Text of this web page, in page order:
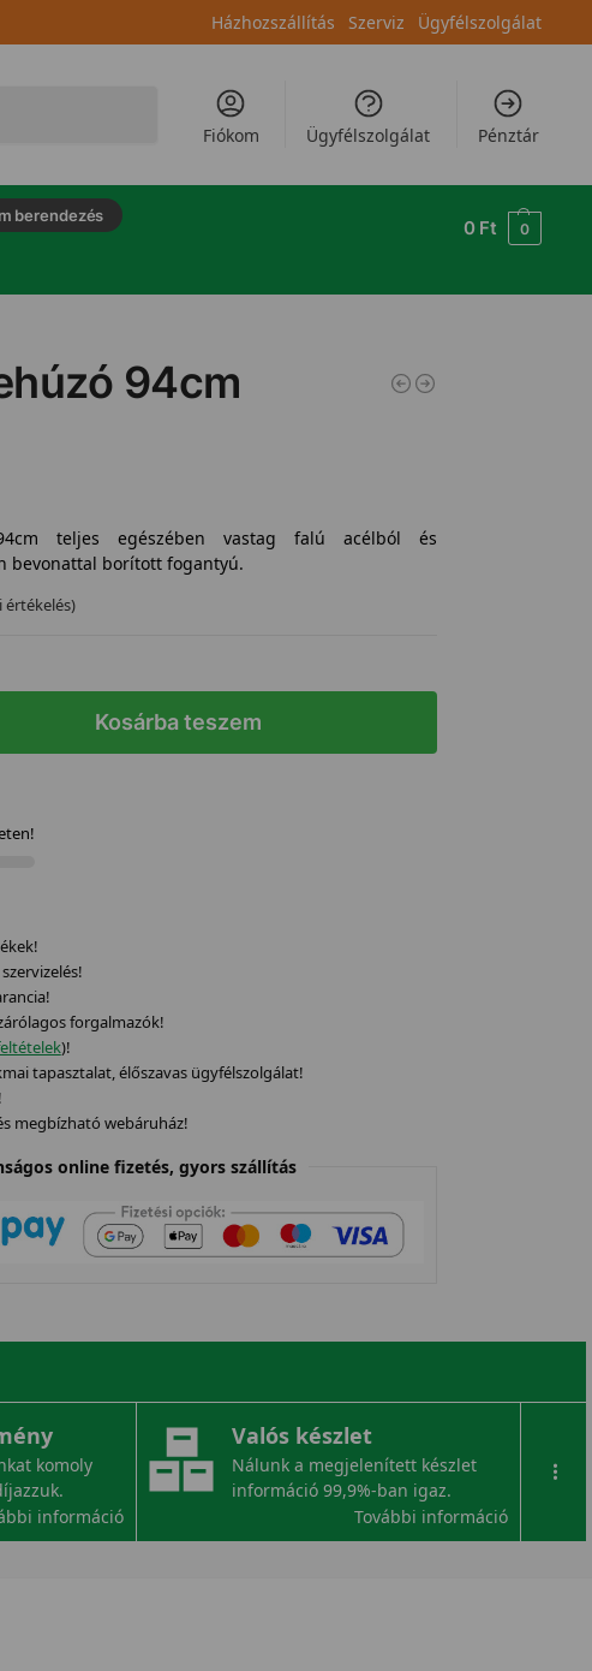
Házhozszállítás Szerviz Ügyfélszolgálat
Fiókom Ügyfélszolgálat Pénztár
berendezés
0 Ft 0
94cm
teljes egészében vastag falú acélból és
bevonattal borított fogantyú.
értékelés)
Kosárba teszem
forgalmazók!
)!
tapasztalat, élőszavas ügyfélszolgálat!
megbízható webáruház!
online fizetés, gyors szállítás
komoly
információ
Valós készlet
Nálunk a megjelenített készlet
információ 99,9%-ban igaz.
További információ
...